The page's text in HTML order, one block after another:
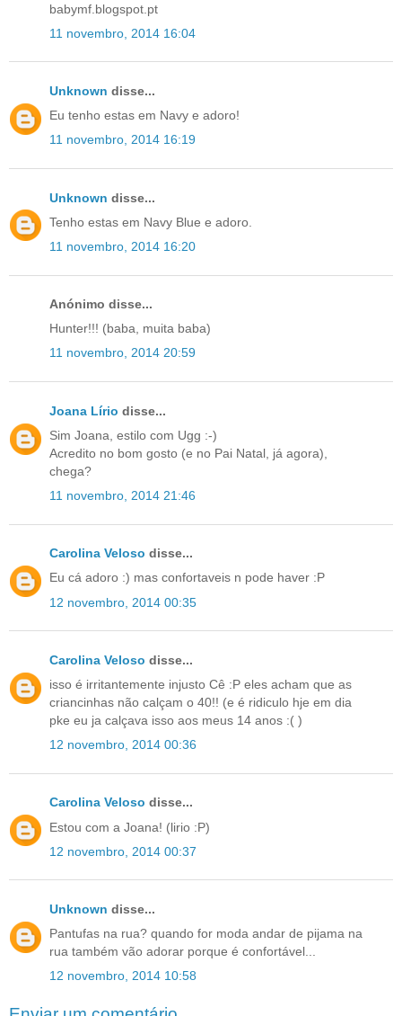
babymf.blogspot.pt
11 novembro, 2014 16:04
Unknown disse...
Eu tenho estas em Navy e adoro!
11 novembro, 2014 16:19
Unknown disse...
Tenho estas em Navy Blue e adoro.
11 novembro, 2014 16:20
Anónimo disse...
Hunter!!! (baba, muita baba)
11 novembro, 2014 20:59
Joana Lírio disse...
Sim Joana, estilo com Ugg :-)
Acredito no bom gosto (e no Pai Natal, já agora),
chega?
11 novembro, 2014 21:46
Carolina Veloso disse...
Eu cá adoro :) mas confortaveis n pode haver :P
12 novembro, 2014 00:35
Carolina Veloso disse...
isso é irritantemente injusto Cê :P eles acham que as
criancinhas não calçam o 40!! (e é ridiculo hje em dia
pke eu ja calçava isso aos meus 14 anos :( )
12 novembro, 2014 00:36
Carolina Veloso disse...
Estou com a Joana! (lirio :P)
12 novembro, 2014 00:37
Unknown disse...
Pantufas na rua? quando for moda andar de pijama na
rua também vão adorar porque é confortável...
12 novembro, 2014 10:58